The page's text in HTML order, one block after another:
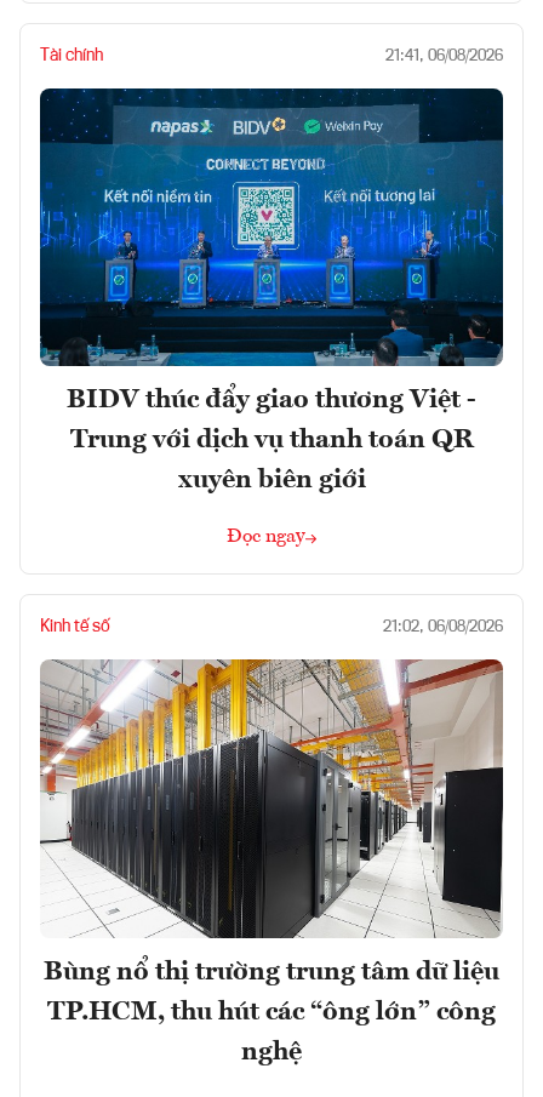
Tài chính 21:41, 06/08/2026
BIDV thúc đẩy giao thương Việt -
Trung với dịch vụ thanh toán QR
xuyên biên giới
Đọc ngay
Kinh tế số 21:02, 06/08/2026
Bùng nổ thị trường trung tâm dữ liệu
TP.HCM, thu hút các “ông lớn” công
nghệ